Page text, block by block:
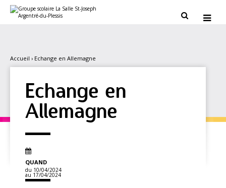
contenu.
personnels
 
Accueil › Echange en Allemagne
Echange en
Allemagne
QUAND
du 10/04/2024
au 17/04/2024